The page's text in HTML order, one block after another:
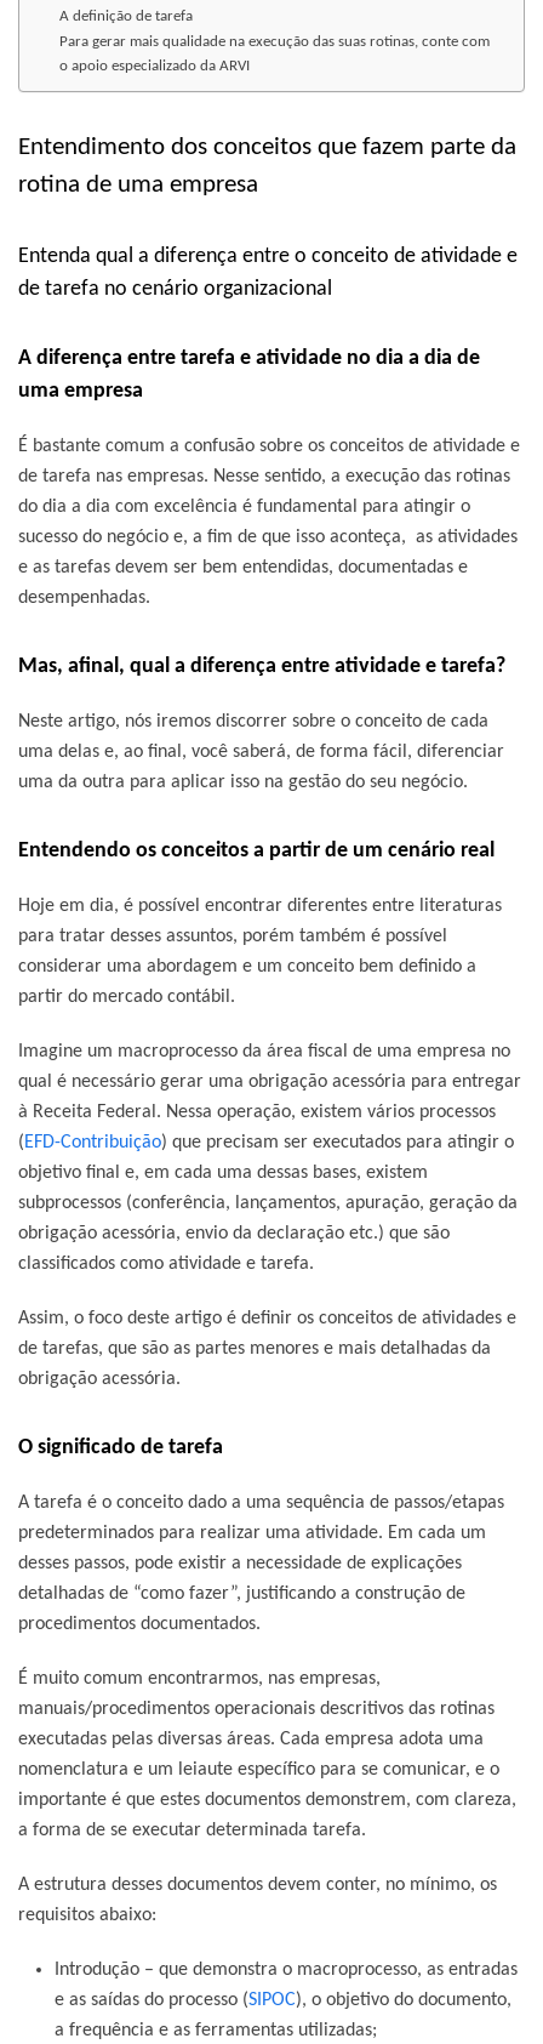
A definição de tarefa
Para gerar mais qualidade na execução das suas rotinas, conte com
o apoio especializado da ARVI
Entendimento dos conceitos que fazem parte da
rotina de uma empresa
Entenda qual a diferença entre o conceito de atividade e
de tarefa no cenário organizacional
A diferença entre tarefa e atividade no dia a dia de
uma empresa
É bastante comum a confusão sobre os conceitos de atividade e
de tarefa nas empresas. Nesse sentido, a execução das rotinas
do dia a dia com excelência é fundamental para atingir o
sucesso do negócio e, a fim de que isso aconteça, as atividades
e as tarefas devem ser bem entendidas, documentadas e
desempenhadas.
Mas, afinal, qual a diferença entre atividade e tarefa?
Neste artigo, nós iremos discorrer sobre o conceito de cada
uma delas e, ao final, você saberá, de forma fácil, diferenciar
uma da outra para aplicar isso na gestão do seu negócio.
Entendendo os conceitos a partir de um cenário real
Hoje em dia, é possível encontrar diferentes entre literaturas
para tratar desses assuntos, porém também é possível
considerar uma abordagem e um conceito bem definido a
partir do mercado contábil.
Imagine um macroprocesso da área fiscal de uma empresa no
qual é necessário gerar uma obrigação acessória para entregar
à Receita Federal. Nessa operação, existem vários processos
(EFD-Contribuição) que precisam ser executados para atingir o
objetivo final e, em cada uma dessas bases, existem
subprocessos (conferência, lançamentos, apuração, geração da
obrigação acessória, envio da declaração etc.) que são
classificados como atividade e tarefa.
Assim, o foco deste artigo é definir os conceitos de atividades e
de tarefas, que são as partes menores e mais detalhadas da
obrigação acessória.
O significado de tarefa
A tarefa é o conceito dado a uma sequência de passos/etapas
predeterminados para realizar uma atividade. Em cada um
desses passos, pode existir a necessidade de explicações
detalhadas de “como fazer”, justificando a construção de
procedimentos documentados.
É muito comum encontrarmos, nas empresas,
manuais/procedimentos operacionais descritivos das rotinas
executadas pelas diversas áreas. Cada empresa adota uma
nomenclatura e um leiaute específico para se comunicar, e o
importante é que estes documentos demonstrem, com clareza,
a forma de se executar determinada tarefa.
A estrutura desses documentos devem conter, no mínimo, os
requisitos abaixo:
Introdução – que demonstra o macroprocesso, as entradas
e as saídas do processo (SIPOC), o objetivo do documento,
a frequência e as ferramentas utilizadas;